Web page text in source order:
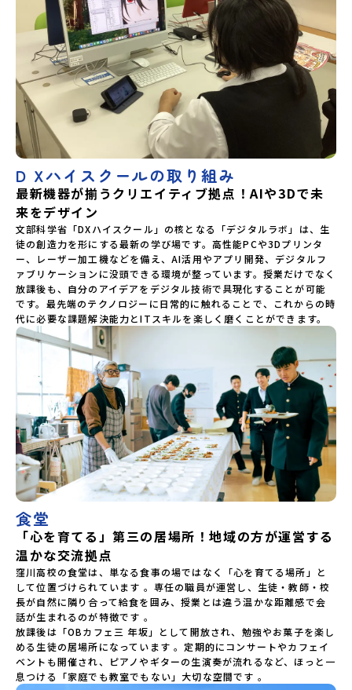
D Xハイスクールの取り組み
最新機器が揃うクリエイティブ拠点！AIや3Dで未
来をデザイン
文部科学省「DXハイスクール」の核となる「デジタルラボ」は、生
徒の創造力を形にする最新の学び場です。高性能PCや3Dプリンタ
ー、レーザー加工機などを備え、AI活用やアプリ開発、デジタルフ
ァブリケーションに没頭できる環境が整っています。授業だけでなく
放課後も、自分のアイデアをデジタル技術で具現化することが可能
です。最先端のテクノロジーに日常的に触れることで、これからの時
代に必要な課題解決能力とITスキルを楽しく磨くことができます。
食堂
「心を育てる」第三の居場所！地域の方が運営する
温かな交流拠点
窪川高校の食堂は、単なる食事の場ではなく「心を育てる場所」と
して位置づけられています 。専任の職員が運営し、生徒・教師・校
長が自然に隣り合って給食を囲み、授業とは違う温かな距離感で会
話が生まれるのが特徴です 。
放課後は「OBカフェ三 年坂」として開放され、勉強やお菓子を楽し
める生徒の居場所になっています 。定期的にコンサートやカフェイ
ベントも開催され、ピアノやギターの生演奏が流れるなど、ほっと一
息つける「家庭でも教室でもない」大切な空間です 。